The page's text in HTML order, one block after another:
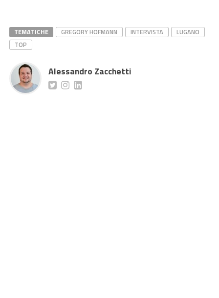
TEMATICHE GREGORY HOFMANN INTERVISTA
LUGANO
TOP
Alessandro Zacchetti